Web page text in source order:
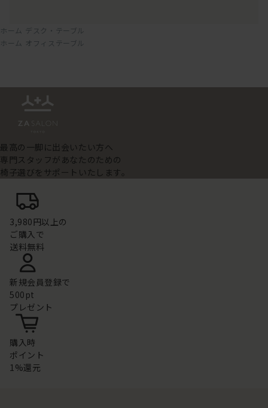
ホーム デスク・テーブル
ホーム
オフィステーブル
最高の一脚に出会いたい方へ
専門スタッフがあなたのための
椅子選びをサポートいたします。
3,980円以上の
ご購入で
送料無料
新規会員登録で
500pt
プレゼント
購入時
ポイント
1%還元